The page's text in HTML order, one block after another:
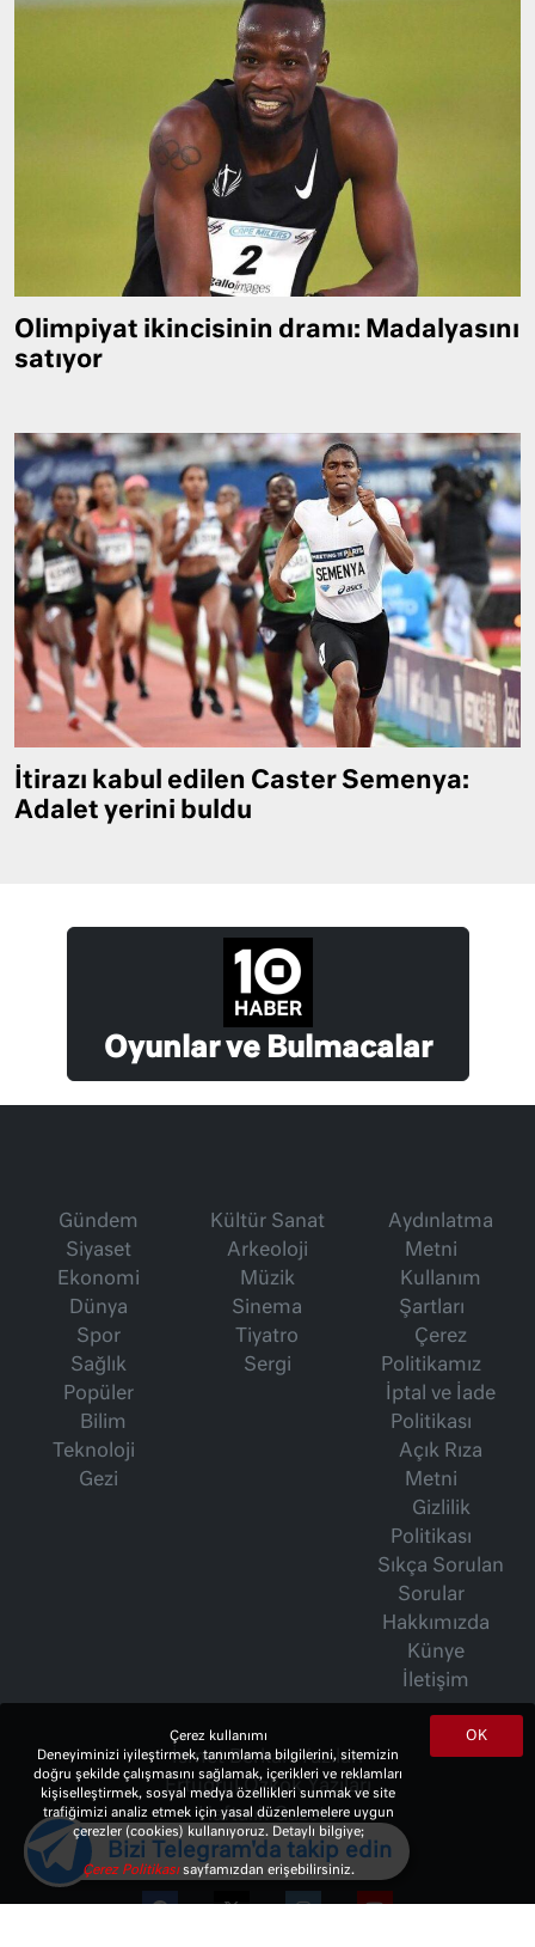
Olimpiyat ikincisinin dramı: Madalyasını
satıyor
İtirazı kabul edilen Caster Semenya:
Adalet yerini buldu
Oyunlar ve Bulmacalar
Gündem
Siyaset
Ekonomi
Dünya
Spor
Sağlık
Popüler
Bilim
Teknoloji
Gezi
Kültür Sanat
Arkeoloji
Müzik
Sinema
Tiyatro
Sergi
Aydınlatma
Metni
Kullanım
Şartları
Çerez
Politikamız
İptal ve İade
Politikası
Açık Rıza
Metni
Gizlilik
Politikası
Sıkça Sorulan
Sorular
Hakkımızda
Künye
İletişim
İsmet Berkan Yazıları
Ertuğrul Özkök Yazıları
Haftalık Gazete
OK
Çerez kullanımı
Deneyiminizi iyileştirmek, tanımlama bilgilerini, sitemizin
doğru şekilde çalışmasını sağlamak, içerikleri ve reklamları
kişiselleştirmek, sosyal medya özellikleri sunmak ve site
trafiğimizi analiz etmek için yasal düzenlemelere uygun
çerezler (cookies) kullanıyoruz. Detaylı bilgiye;
Çerez Politikasısayfamızdan erişebilirsiniz.
Bizi Telegram'da takip edin